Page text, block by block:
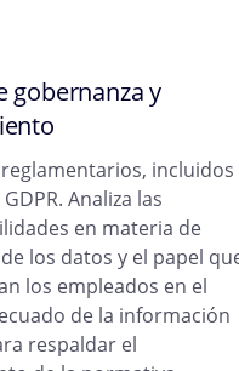
gobernanza y
incluidos
GDPR. Analiza las
en materia de
los datos y el papel
los empleados en el
de la información
respaldar el